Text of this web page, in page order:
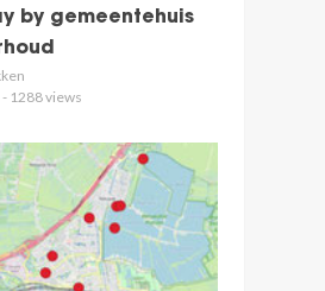
by gemeentehuis
1288 views